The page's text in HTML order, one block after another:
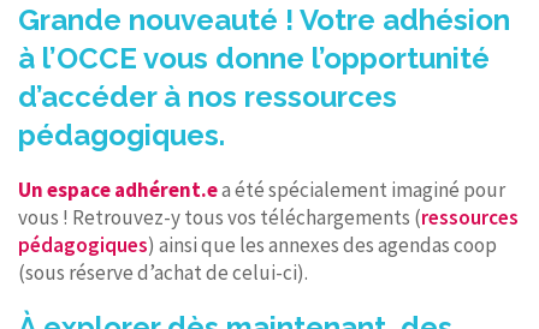
Grande nouveauté ! Votre adhésion
à l’OCCE vous donne l’opportunité
d’accéder à nos ressources
pédagogiques.
Un espace adhérent.ea été spécialement imaginé pour
vous ! Retrouvez-y tous vos téléchargements (ressources
pédagogiques) ainsi que les annexes des agendas coop
(sous réserve d’achat de celui-ci).